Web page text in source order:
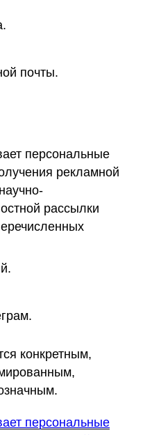
почты.
персональные
рекламной
рассылки
конкретным,
персональные